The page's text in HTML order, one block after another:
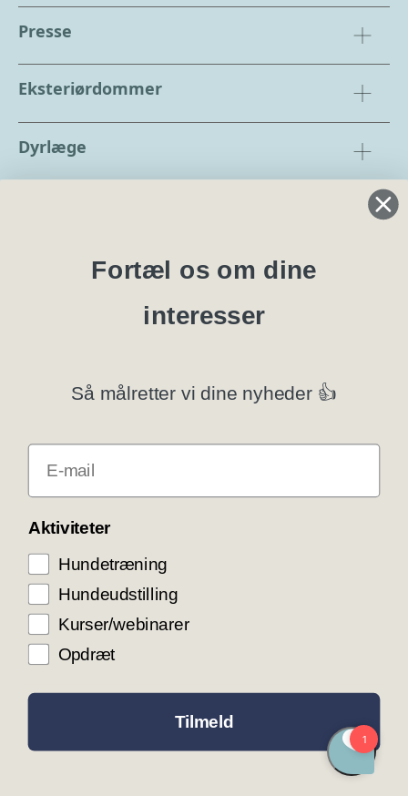
Vi bruger cookies til teknisk funktionalitet samt
trafikmåling for at optimere vores hjemmeside og
levere den bedst mulige service og
brugeroplevelse. Ved at trykke ”Accepter alle”
giver du samtykke til disse formål.
ACCEPTER NØDVENDIGE COOKIES
INDSTILLINGER
Presse
Eksteriørdommer
Dyrlæge
Blanketter
Privatlivspolitik
Få rabat som DKK medlem
Fortæl os om dine
interesser
Så målretter vi dine nyheder 👍
E-mail
Aktiviteter
Hundetræning
Hundeudstilling
Kurser/webinarer
Opdræt
Tilmeld